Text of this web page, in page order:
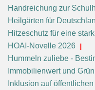
Handreichung zur
Heilgärten für
Hitzeschutz für eine
HOAI-Novelle 2026
Hummeln zuliebe -
Immobilienwert und
Inklusion auf